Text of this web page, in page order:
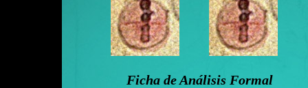
Ficha de Análisis Formal